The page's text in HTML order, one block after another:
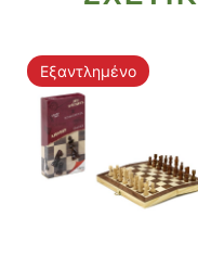
Εξαντλημένο